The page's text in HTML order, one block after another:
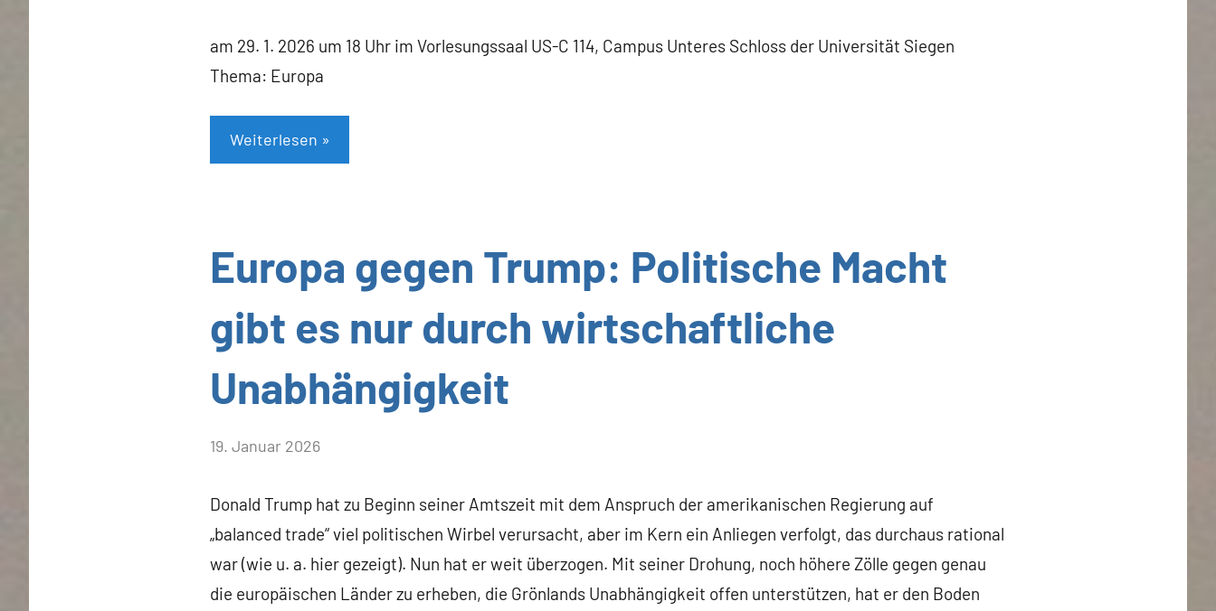
Flassbeck
am 29. 1. 2026 um 18 Uhr im Vorlesungssaal US-C 114, Campus Unteres Schloss der Universität Siegen
Thema: Europa
Weiterlesen
Allgemein
Europa gegen Trump: Politische Macht
gibt es nur durch wirtschaftliche
Unabhängigkeit
von
Flassbeck
19. Januar 2026
Donald Trump hat zu Beginn seiner Amtszeit mit dem Anspruch der amerikanischen Regierung auf
„balanced trade“ viel politischen Wirbel verursacht, aber im Kern ein Anliegen verfolgt, das durchaus rational
war (wie u. a. hier gezeigt). Nun hat er weit überzogen. Mit seiner Drohung, noch höhere Zölle gegen genau
die europäischen Länder zu erheben, die Grönlands Unabhängigkeit offen unterstützen, hat er den Boden